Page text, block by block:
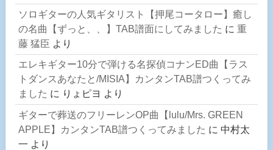
ソロギターの人気ギタリスト【押尾コータロー】癒し
の名曲【ずっと、、】TAB譜面にしてみました に 重
藤 猛臣 より
エレキギター10分で弾ける名探偵コナンED曲【ラス
トダンスあなたと/MISIA】カンタンTAB譜つくってみ
ました に りょピヨ より
ギターで葬送のフリーレンOP曲【lulu/Mrs. GREEN
APPLE】カンタンTAB譜つくってみました に 中村太
一 より